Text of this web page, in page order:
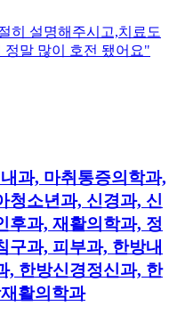
히 설명해주시고,치료도
말 많이 호전 됐어요"
과, 마취통증의학과,
청소년과, 신경과, 신
후과, 재활의학과, 정
구과, 피부과, 한방내
, 한방신경정신과, 한
활의학과